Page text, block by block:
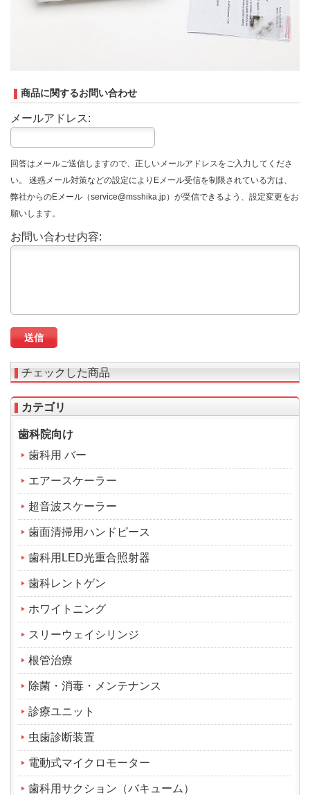
商品に関するお問い合わせ
メールアドレス:
回答はメールご送信しますので、正しいメールアドレスをご入力してくださ
い。 迷惑メール対策などの設定によりEメール受信を制限されている方は、
弊社からのEメール（service@msshika.jp）が受信できるよう、設定変更をお
願いします。
お問い合わせ内容:
チェックした商品
カテゴリ
歯科院向け
歯科用 バー
エアースケーラー
超音波スケーラー
歯面清掃用ハンドピース
歯科用LED光重合照射器
歯科レントゲン
ホワイトニング
スリーウェイシリンジ
根管治療
除菌・消毒・メンテナンス
診療ユニット
虫歯診断装置
電動式マイクロモーター
歯科用サクション（バキューム）